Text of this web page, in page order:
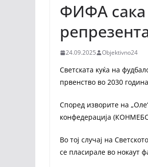
ФИФА сака
24.09.2025 Objektivno24
Светската куќа на
првенство во 2030
Според изворите на
конфедерација
Во тој случај на
се пласирале во нокаут